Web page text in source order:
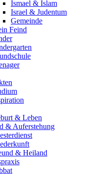
Ismael & Islam
Israel & Judentum
Gemeinde
Feind
& Leben
& Auferstehung
& Heiland